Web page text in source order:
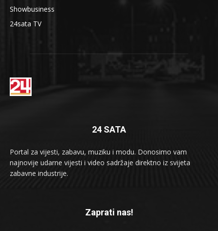
Showbusiness
24sata TV
24 SATA
Portal za vijesti, zabavu, muziku i modu. Donosimo vam
najnovije udarne vijesti i video sadržaje direktno iz svijeta
zabavne industrije.
Zaprati nas!